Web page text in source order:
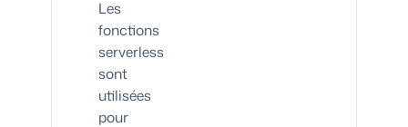
Les
fonctions
serverless
sont
utilisées
pour